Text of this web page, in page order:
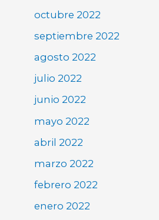
octubre 2022
septiembre 2022
agosto 2022
julio 2022
junio 2022
mayo 2022
abril 2022
marzo 2022
febrero 2022
enero 2022